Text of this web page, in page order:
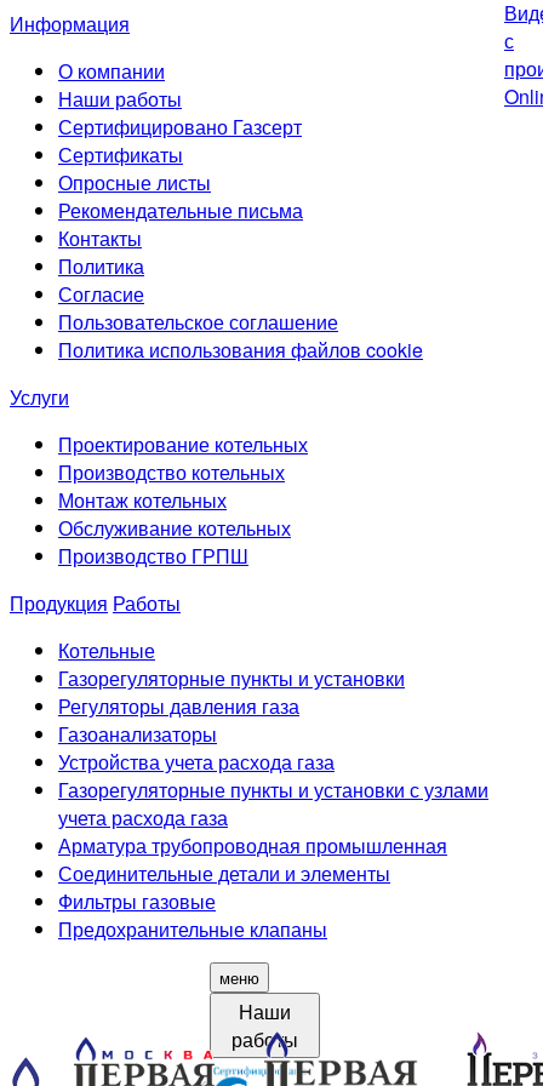
Информация
О компании
Наши работы
Сертифицировано Газсерт
Сертификаты
Опросные листы
Рекомендательные письма
Контакты
Политика
Согласие
Пользовательское соглашение
Политика использования файлов cookie
Услуги
Проектирование котельных
Производство котельных
Монтаж котельных
Обслуживание котельных
Производство ГРПШ
Продукция Работы
Котельные
Газорегуляторные пункты и установки
Регуляторы давления газа
Газоанализаторы
Устройства учета расхода газа
Газорегуляторные пункты и установки с узлами
учета расхода газа
Арматура трубопроводная промышленная
Соединительные детали и элементы
Фильтры газовые
Предохранительные клапаны
меню
Наши
работы